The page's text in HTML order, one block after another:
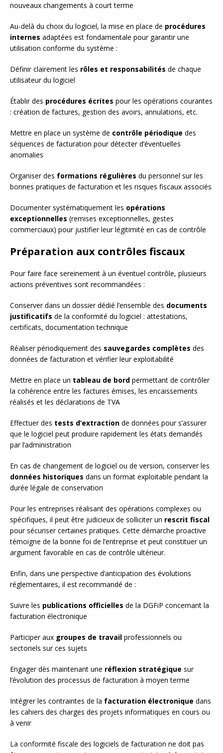
nouveaux changements à court terme
Au-delà du choix du logiciel, la mise en place de procédures
internes adaptées est fondamentale pour garantir une
utilisation conforme du système :
Définir clairement les rôles et responsabilités de chaque
utilisateur du logiciel
Établir des procédures écrites pour les opérations courantes
: création de factures, gestion des avoirs, annulations, etc.
Mettre en place un système de contrôle périodique des
séquences de facturation pour détecter d’éventuelles
anomalies
Organiser des formations régulières du personnel sur les
bonnes pratiques de facturation et les risques fiscaux associés
Documenter systématiquement les opérations
exceptionnelles (remises exceptionnelles, gestes
commerciaux) pour justifier leur légitimité en cas de contrôle
Préparation aux contrôles fiscaux
Pour faire face sereinement à un éventuel contrôle, plusieurs
actions préventives sont recommandées :
Conserver dans un dossier dédié l’ensemble des documents
justificatifs de la conformité du logiciel : attestations,
certificats, documentation technique
Réaliser périodiquement des sauvegardes complètes des
données de facturation et vérifier leur exploitabilité
Mettre en place un tableau de bord permettant de contrôler
la cohérence entre les factures émises, les encaissements
réalisés et les déclarations de TVA
Effectuer des tests d’extraction de données pour s’assurer
que le logiciel peut produire rapidement les états demandés
par l’administration
En cas de changement de logiciel ou de version, conserver les
données historiques dans un format exploitable pendant la
durée légale de conservation
Pour les entreprises réalisant des opérations complexes ou
spécifiques, il peut être judicieux de solliciter un rescrit fiscal
pour sécuriser certaines pratiques. Cette démarche proactive
témoigne de la bonne foi de l’entreprise et peut constituer un
argument favorable en cas de contrôle ultérieur.
Enfin, dans une perspective d’anticipation des évolutions
réglementaires, il est recommandé de :
Suivre les publications officielles de la DGFiP concernant la
facturation électronique
Participer aux groupes de travail professionnels ou
sectoriels sur ces sujets
Engager dès maintenant une réflexion stratégique sur
l’évolution des processus de facturation à moyen terme
Intégrer les contraintes de la facturation électronique dans
les cahiers des charges des projets informatiques en cours ou
à venir
La conformité fiscale des logiciels de facturation ne doit pas